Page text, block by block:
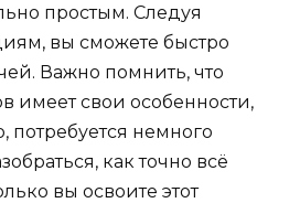
простым. Следуя
вы сможете быстро
Важно помнить, что
имеет свои особенности,
потребуется немного
как точно всё
вы освоите этот